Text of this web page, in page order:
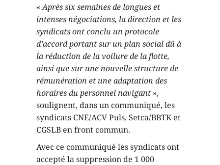
«Après six semaines de longues et
intenses négociations, la direction et les
syndicats ont conclu un protocole
d’accord portant sur un plan socialdû à
la réduction de la voilure de la flotte,
ainsi que sur une nouvelle structure de
rémunération et une adaptation des
horaires du personnel navigant »,
soulignent, dans un communiqué, les
syndicats CNE/ACV Puls, Setca/BBTK et
CGSLB en front commun.
Avec ce communiqué les syndicats ont
accepté la suppression de 1 000